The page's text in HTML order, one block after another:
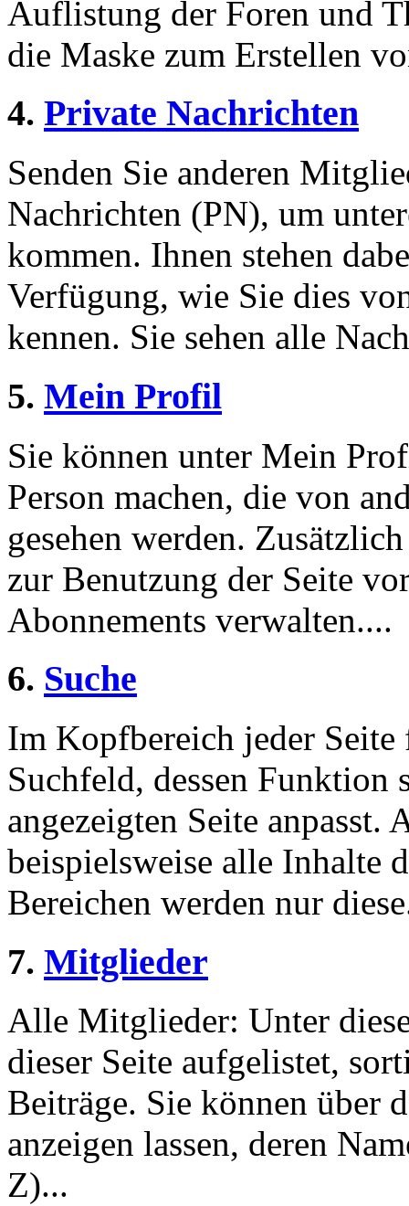
Auflistung der Foren und
die Maske zum Erstellen
4. Private Nachrichten
Senden Sie anderen
Nachrichten (PN), um
kommen. Ihnen stehen
Verfügung, wie Sie dies
kennen. Sie sehen alle
5. Mein Profil
Sie können unter Mein
Person machen, die von
gesehen werden.
zur Benutzung der Seite
Abonnements verwalten....
6. Suche
Im Kopfbereich jeder
Suchfeld, dessen Funktion
angezeigten Seite anpasst.
beispielsweise alle Inhalte
Bereichen werden nur
7. Mitglieder
Alle Mitglieder: Unter
dieser Seite aufgelistet,
Beiträge. Sie können über
anzeigen lassen, deren
Z)...